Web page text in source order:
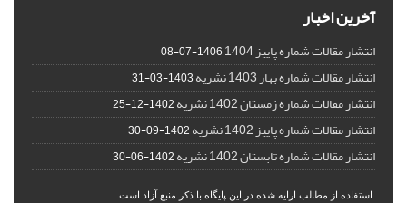
آخرین اخبار
انتشار مقالات شماره پاییز 1404 1406-07-08
انتشار مقالات شماره بهار 1403 نشریه 1403-03-31
انتشار مقالات شماره زمستان 1402 نشریه 1402-12-25
انتشار مقالات شماره پاییز 1402 نشریه 1402-09-30
انتشار مقالات شماره تابستان 1402 نشریه 1402-06-30
استفاده از مطالب ارایه شده در این پایگاه با ذکر منبع آزاد است.